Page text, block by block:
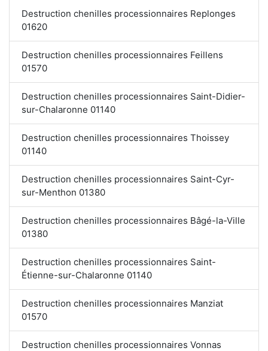
Destruction chenilles processionnaires Replonges
01620
Destruction chenilles processionnaires Feillens
01570
Destruction chenilles processionnaires Saint-Didier-
sur-Chalaronne 01140
Destruction chenilles processionnaires Thoissey
01140
Destruction chenilles processionnaires Saint-Cyr-
sur-Menthon 01380
Destruction chenilles processionnaires Bâgé-la-Ville
01380
Destruction chenilles processionnaires Saint-
Étienne-sur-Chalaronne 01140
Destruction chenilles processionnaires Manziat
01570
Destruction chenilles processionnaires Vonnas